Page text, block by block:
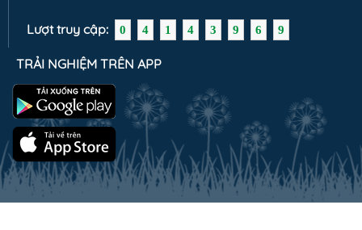
Lượt truy cập: 0 4 1 4 3 9 6 9
TRẢI NGHIỆM TRÊN APP